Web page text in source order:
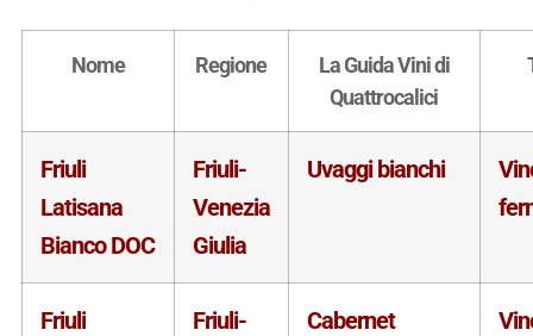
Nome Regione
La Guida Vini di
Quattrocalici
Friuli
Latisana
Bianco DOC
Friuli-
Venezia
Giulia
Uvaggi bianchi
Friuli
Friuli-
Cabernet